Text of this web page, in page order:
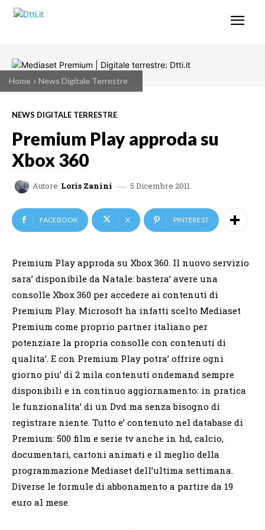
Home News Digitale Terrestre
NEWS DIGITALE TERRESTRE
Premium Play approda su
Xbox 360
Autore Loris Zanini 5 Dicembre 2011
FACEBOOK X PINTEREST
Premium Play approda su Xbox 360. Il nuovo servizio
sara’ disponibile da Natale: bastera’ avere una
consolle Xbox 360 per accedere ai contenuti di
Premium Play. Microsoft ha infatti scelto Mediaset
Premium come proprio partner italiano per
potenziare la propria consolle con contenuti di
qualita’. E con Premium Play potra’ offrire ogni
giorno piu’ di 2 mila contenuti ondemand sempre
disponibili e in continuo aggiornamento: in pratica
le funzionalita’ di un Dvd ma senza bisogno di
registrare niente. Tutto e’ contenuto nel database di
Premium: 500 film e serie tv anche in hd, calcio,
documentari, cartoni animati e il meglio della
programmazione Mediaset dell’ultima settimana.
Diverse le formule di abbonamento a partire da 19
euro al mese.